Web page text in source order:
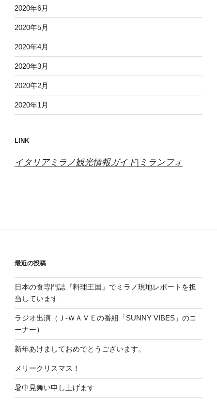
2020年6月
2020年5月
2020年4月
2020年3月
2020年2月
2020年1月
LINK
イタリアミラノ観光情報ガイド|ミランフォ
最近の投稿
日本の食専門誌『料理王国』でミラノ現地レポートを担
当しています
ラジオ出演（Ｊ-ＷＡＶＥの番組「SUNNY VIBES」のコ
ーナー）
新年あけましておめでとうございます。
メリークリスマス！
暑中見舞い申し上げます